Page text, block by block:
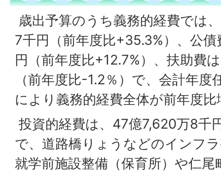
歳出予算のうち義務的経費では
7千円（前年度比+35.3%）、公
円（前年度比+12.7%）、扶助費
（前年度比-1.2％）で、会計年
により義務的経費全体が前年度
投資的経費は、47億7,620万8千
で、道路橋りょうなどのインフ
就学前施設整備（保育所）や仁